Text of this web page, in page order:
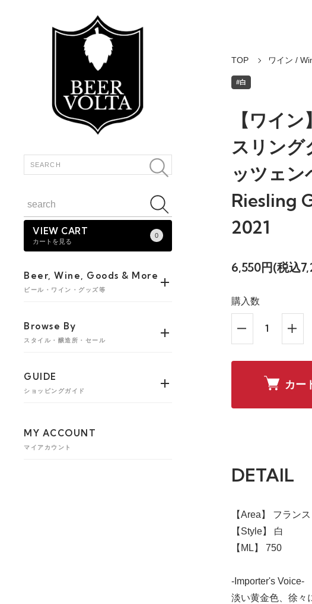
VIEW CART
カートを見る
0
Beer, Wine, Goods & More
ビール・ワイン・グッズ等
Browse By
スタイル・醸造所・セール
GUIDE
ショッピングガイド
MY ACCOUNT
マイアカウント
TOP ワイン /
#白
【ワイ
スリング
ッツェ
Riesling
2021
6,550円(税込
購入数
カー
DETAIL
【Area】 フラン
【Style】 白
【ML】 750
-Importer's Voice-
淡い黄金色、徐々